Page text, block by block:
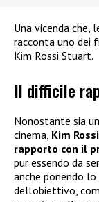
Una vicenda che,
racconta uno dei
Kim Rossi Stuart.
Il difficile
Nonostante sia
cinema, Kim
rapporto con il
pur essendo da
anche ponendo
dell’obiettivo,